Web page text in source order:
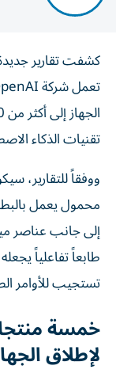
كشفت تقارير
تقنيات الذكاء
ووفقاً للتقارير،
محمول يعمل
إلى جانب عناصر
طابعاً تفاعلياً
تستجيب للأوامر
خمسة
لإطلاق الجهاز